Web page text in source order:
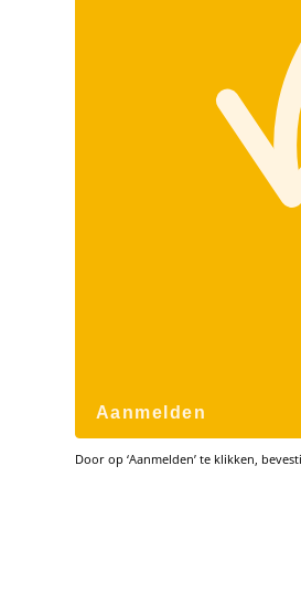
Aanmelden
Door op ‘Aanmelden’ te klikken,